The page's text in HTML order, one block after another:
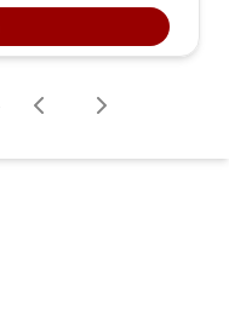
เช่น การถ่ายภาพ ถ่ายวิดีโอ
Video รวมถึงช่วย
Marketing Materials ต่าง ๆ
หรือกิจกรรมทางการตลาด